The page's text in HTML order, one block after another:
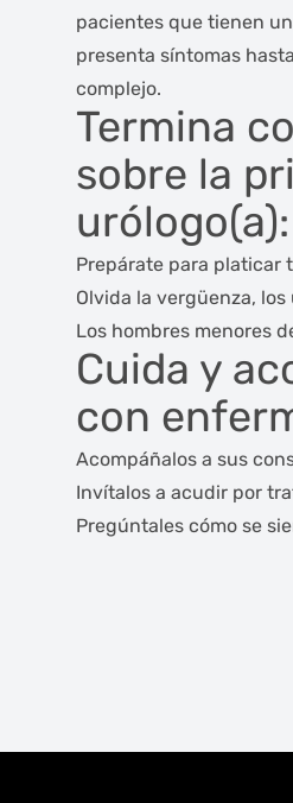
pacientes que tienen
presenta síntomas
complejo.
Termina
sobre la
urólogo(a):
Prepárate para platicar
Olvida la vergüenza,
Los hombres menores
Cuida y
con
Acompáñalos a sus
Invítalos a acudir por
Pregúntales cómo se